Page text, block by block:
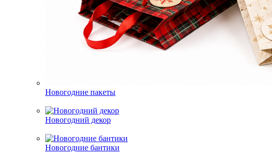
Новогодние пакеты
Новогодний декор
Новогодние бантики